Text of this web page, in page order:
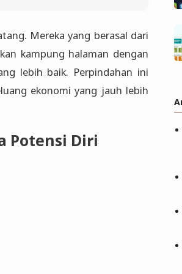
Mereka yang berasal dari
kampung halaman dengan
lebih baik. Perpindahan ini
ekonomi yang jauh lebih
Potensi Diri